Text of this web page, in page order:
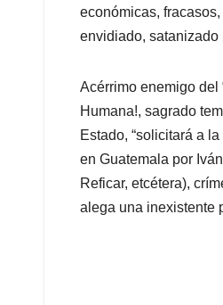
económicas,
envidiado, satanizado
Acérrimo enemigo del
Humana!, sagrado
Estado, “solicitará a
en Guatemala por
Reficar, etcétera),
alega una inexistente